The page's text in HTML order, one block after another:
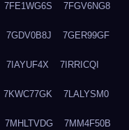
7FE1WG6S 7FGV6NG8
7GDV0B8J 7GER99GF
7IAYUF4X 7IRRICQI
7KWC77GK 7LALYSM0
7MHLTVDG 7MM4F50B